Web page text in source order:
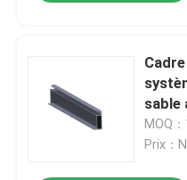
sable
MOQ
Prix：